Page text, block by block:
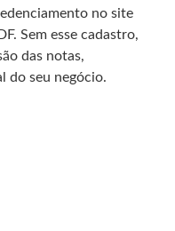
no site
Sem esse cadastro,
das notas,
do seu negócio.